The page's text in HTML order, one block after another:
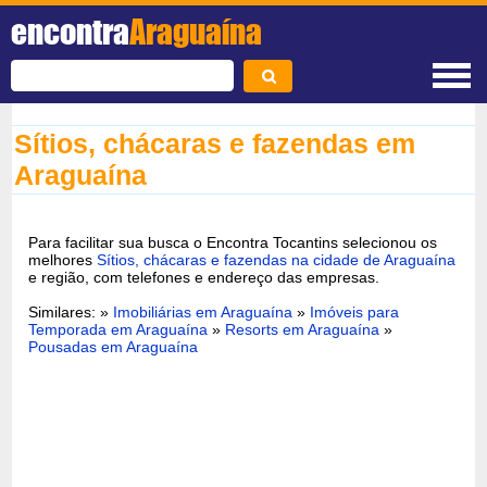
encontraAraguaína
Sítios, chácaras e fazendas em
Araguaína
Para facilitar sua busca o Encontra Tocantins selecionou os
melhoresSítios, chácaras e fazendas na cidade de Araguaína
e região, com telefones e endereço das empresas.
Similares: » Imobiliárias em Araguaína » Imóveis para
Temporada em Araguaína » Resorts em Araguaína »
Pousadas em Araguaína